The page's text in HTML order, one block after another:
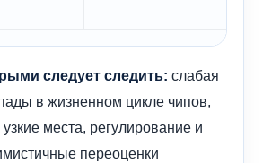
следует следить: слабая
в жизненном цикле чипов,
узкие места, регулирование и
переоценки